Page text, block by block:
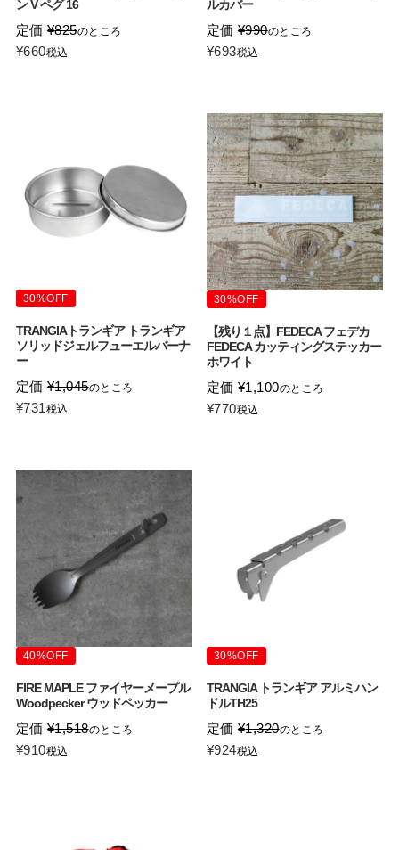
ン V ペグ 16
定価 ¥825のところ
¥660税込
ルカバー
定価 ¥990のところ
¥693税込
30%OFF
TRANGIAトランギア トランギア
ソリッドジェルフューエルバーナ
ー
定価 ¥1,045のところ
¥731税込
30%OFF
【残り１点】FEDECA フェデカ
FEDECA カッティングステッカー
ホワイト
定価 ¥1,100のところ
¥770税込
40%OFF
FIRE MAPLE ファイヤーメープル
Woodpecker ウッドペッカー
定価 ¥1,518のところ
¥910税込
30%OFF
TRANGIA トランギア アルミハン
ドルTH25
定価 ¥1,320のところ
¥924税込